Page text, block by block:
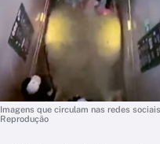
Imagens que circulam nas redes
Reprodução